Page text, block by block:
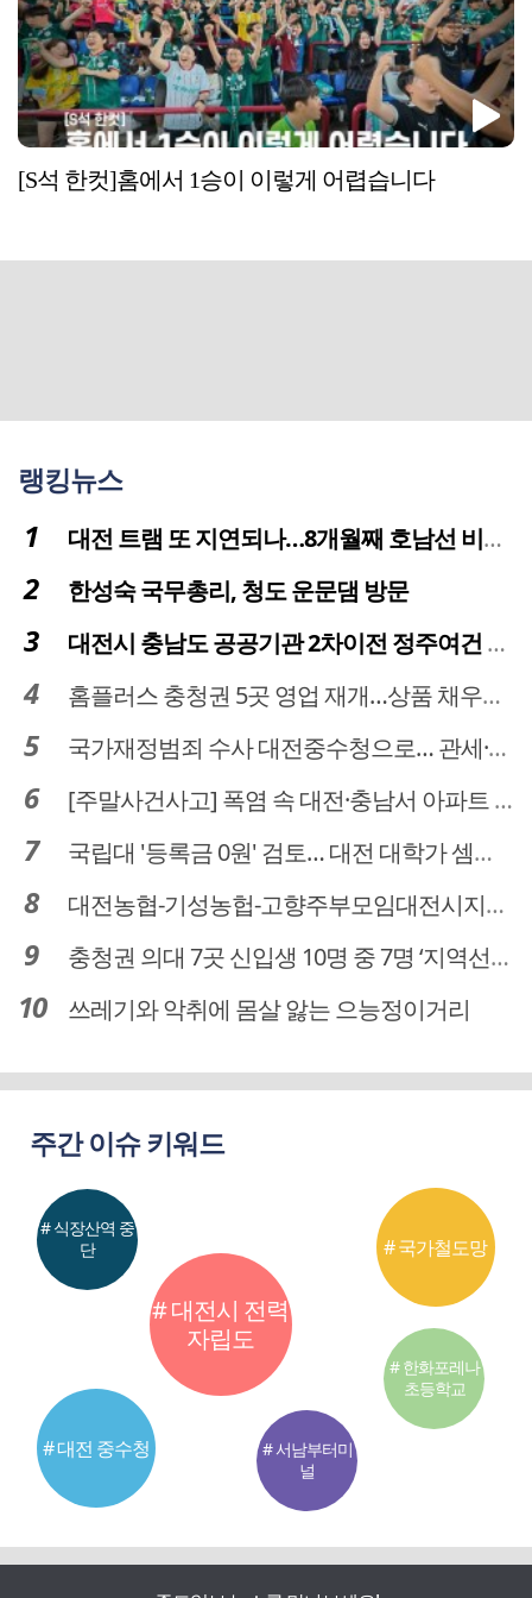
[S석 한컷]홈에서 1승이 이렇게 어렵습니다
랭킹뉴스
대전 트램 또 지연되나…8개월째 호남선 비개착공사 시공사 선정 난항
한성숙 국무총리, 청도 운문댐 방문
대전시 충남도 공공기관 2차이전 정주여건 확보 시급
홈플러스 충청권 5곳 영업 재개…상품 채우기 ‘속도전’
국가재정범죄 수사 대전중수청으로… 관세·국세 수사 전문인력 주목
[주말사건사고] 폭염 속 대전·충남서 아파트 화재·정전 잇따라…주민 대피·불편
국립대 '등록금 0원' 검토… 대전 대학가 셈법 복잡
대전농협-기성농헙-고향주부모임대전시지회, 이심점심 중식지원 봉사활동
충청권 의대 7곳 신입생 10명 중 7명 ‘지역선발’… 대전도 69.7%
쓰레기와 악취에 몸살 앓는 으능정이거리
주간 이슈 키워드
# 대전시 전력
자립도
# 대전 중수청
# 국가철도망
# 식장산역 중
단
# 서남부터미
널
# 한화포레나
초등학교